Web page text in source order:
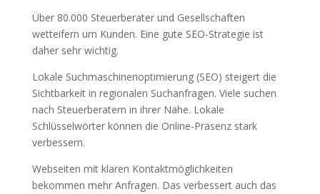
Über 80.000 Steuerberater und Gesellschaften
wetteifern um Kunden. Eine gute SEO-Strategie ist
daher sehr wichtig.
Lokale Suchmaschinenoptimierung (SEO) steigert die
Sichtbarkeit in regionalen Suchanfragen. Viele suchen
nach Steuerberatern in ihrer Nähe. Lokale
Schlüsselwörter können die Online-Präsenz stark
verbessern.
Webseiten mit klaren Kontaktmöglichkeiten
bekommen mehr Anfragen. Das verbessert auch das